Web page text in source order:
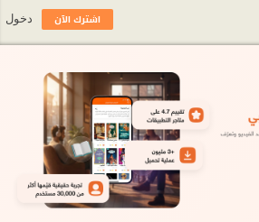
اشترك الآن دخول